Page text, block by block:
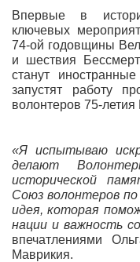
Впервые в
ключевых
74-ой годовщины
и шествия
станут
запустят работу
волонтеров 75-
«Я испытываю
делают
исторической
Союз волонтеров
идея, которая
нации и важность
впечатлениями
Маврикия.